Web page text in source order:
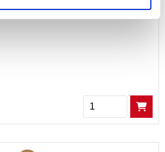
850 W in Schwarzgrau
Menge